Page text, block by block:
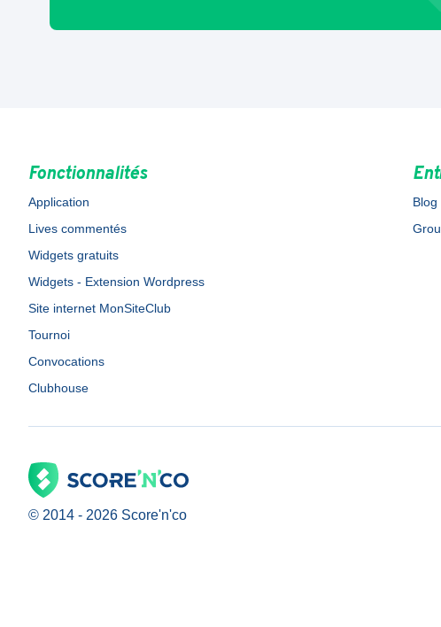
Fonctionnalités
Application
Lives commentés
Widgets gratuits
Widgets - Extension Wordpress
Site internet MonSiteClub
Tournoi
Convocations
Clubhouse
Blog
© 2014 - 2026 Score'n'co